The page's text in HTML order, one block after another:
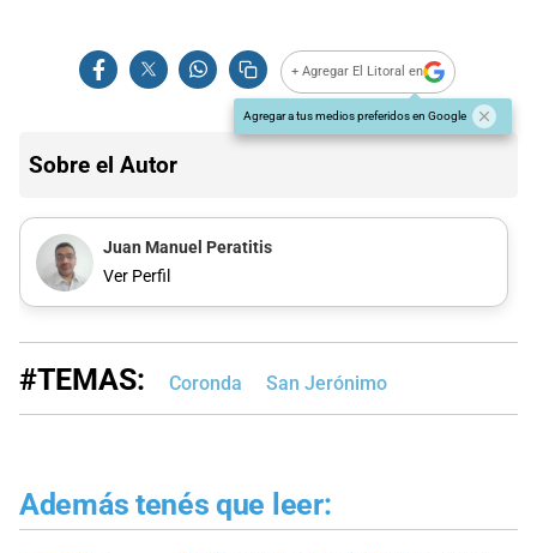
+ Agregar El Litoral en
Agregar a tus medios preferidos en Google
Sobre el Autor
Juan Manuel Peratitis
Ver Perfil
#TEMAS: Coronda San Jerónimo
Además tenés que leer: